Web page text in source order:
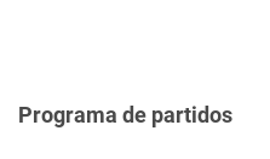
Programa de partidos